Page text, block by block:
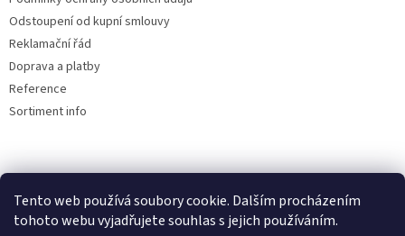
Tento web používá soubory cookie. Dalším procházením
tohoto webu vyjadřujete souhlas s jejich používáním.
Odstoupení od kupní smlouvy
Reklamační řád
Doprava a platby
Reference
Sortiment info
Reklamační řád